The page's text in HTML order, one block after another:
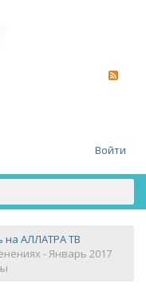
Войти
на АЛЛАТРА ТВ
- Январь 2017